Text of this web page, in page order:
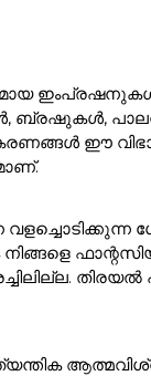
ബ്രഷുകൾ,
ഈ
തിരയൽ